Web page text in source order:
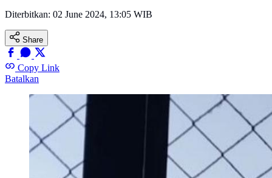
Diterbitkan: 02 June 2024, 13:05 WIB
Share
Copy Link
Batalkan